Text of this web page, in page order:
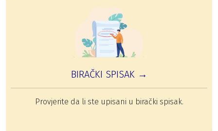
BIRAČKI SPISAK →
Provjerite da li ste upisani u birački spisak.